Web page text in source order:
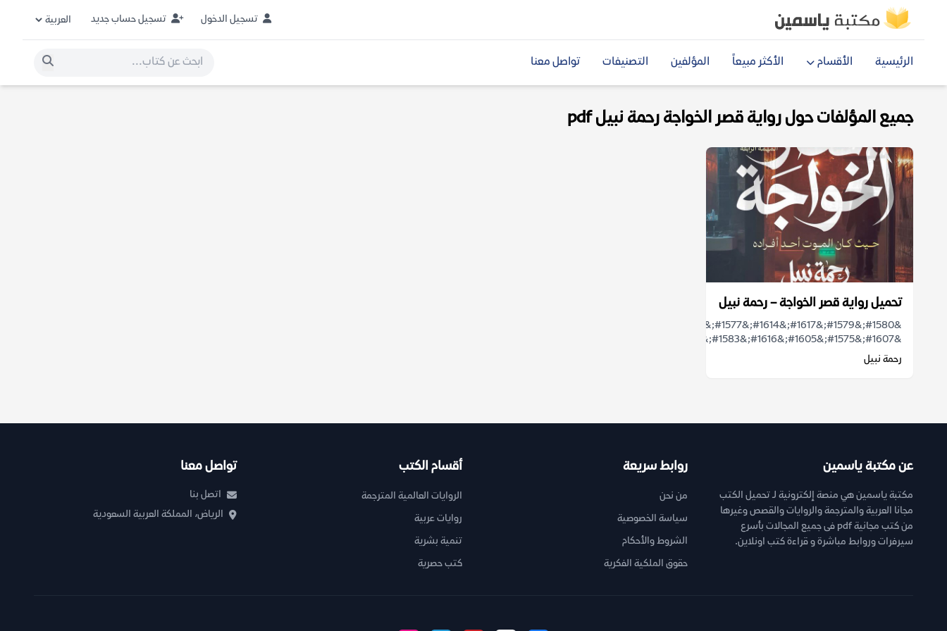
تسجيل الدخول تسجيل حساب جديد
الرئيسية الأقسام الأكثر مبيعاً المؤلفين التصنيفات تواصل معنا
جميع المؤلفات حول رواية قصر الخواجة رحمة نبيل pdf
تحميل رواية قصر الخواجة – رحمة نبيل
&#1607;&#1575;&#1605;&#1616;&#1583;&#...
رحمة نبيل
عن مكتبة ياسمين
مكتبة ياسمين هي منصة إلكترونية لـ تحميل الكتب
مجانا العربية والمترجمة والروايات والقصص وغيرها
من كتب مجانية pdf فى جميع المجالات بأسرع
سيرفرات وروابط مباشرة و قراءة كتب اونلاين.
روابط سريعة
من نحن
سياسة الخصوصية
الشروط والأحكام
حقوق الملكية الفكرية
أقسام الكتب
الروايات العالمية المترجمة
روايات عربية
تنمية بشرية
كتب حصرية
تواصل معنا
اتصل بنا
الرياض، المملكة العربية السعودية